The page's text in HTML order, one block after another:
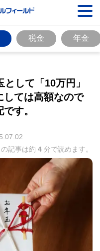
税金 年金
して「10万円」
しては高額なので
す。
の記事は約 4 分で読めます。